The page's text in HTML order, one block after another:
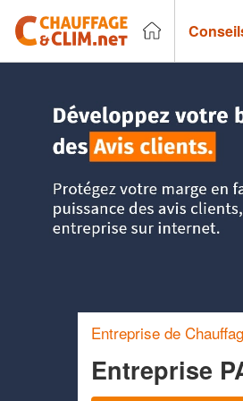
Entreprise de
Entreprise